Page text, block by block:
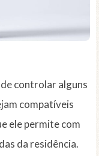
controlar alguns
compatíveis
ele permite com
da residência.